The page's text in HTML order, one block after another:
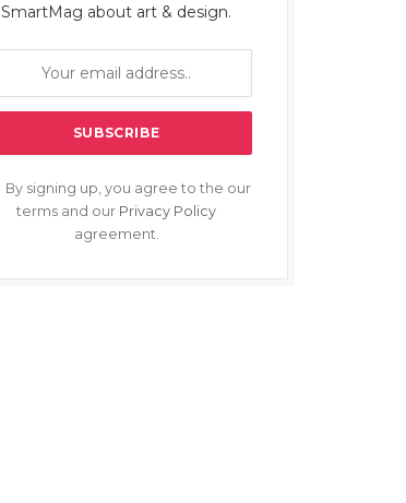
SmartMag about art & design.
By signing up, you agree to the our
terms and our Privacy Policy
agreement.